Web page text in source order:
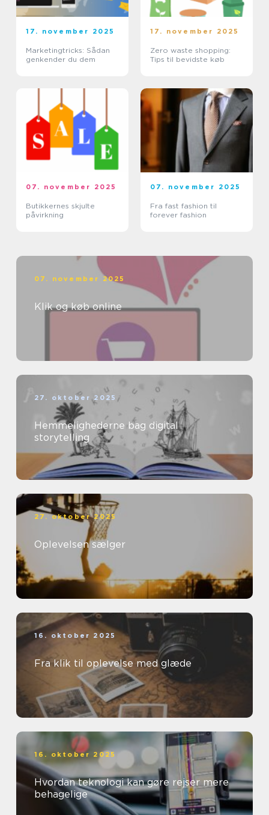
17. november 2025
Marketingtricks: Sådan
genkender du dem
17. november 2025
Zero waste shopping:
Tips til bevidste køb
07. november 2025
Butikkernes skjulte
påvirkning
07. november 2025
Fra fast fashion til
forever fashion
07. november 2025
Klik og køb online
27. oktober 2025
Hemmelighederne bag digital
storytelling
27. oktober 2025
Oplevelsen sælger
16. oktober 2025
Fra klik til oplevelse med glæde
16. oktober 2025
Hvordan teknologi kan gøre rejser mere
behagelige